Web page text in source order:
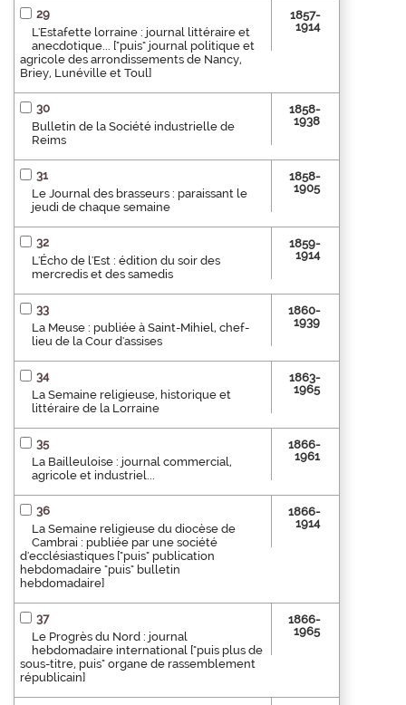
29
L'Estafette lorraine : journal littéraire et
anecdotique... ["puis" journal politique et
agricole des arrondissements de Nancy,
Briey, Lunéville et Toul]
1857-
1914
30
Bulletin de la Société industrielle de
Reims
1858-
1938
31
Le Journal des brasseurs : paraissant le
jeudi de chaque semaine
1858-
1905
32
L'Écho de l'Est : édition du soir des
mercredis et des samedis
1859-
1914
33
La Meuse : publiée à Saint-Mihiel, chef-
lieu de la Cour d'assises
1860-
1939
34
La Semaine religieuse, historique et
littéraire de la Lorraine
1863-
1965
35
La Bailleuloise : journal commercial,
agricole et industriel...
1866-
1961
36
La Semaine religieuse du diocèse de
Cambrai : publiée par une société
d'ecclésiastiques ["puis" publication
hebdomadaire "puis" bulletin
hebdomadaire]
1866-
1914
37
Le Progrès du Nord : journal
hebdomadaire international ["puis plus de
sous-titre, puis" organe de rassemblement
républicain]
1866-
1965